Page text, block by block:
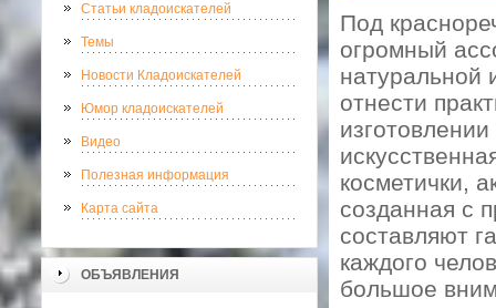
Статьи кладоискателей
Темы
Новости Кладоискателей
Юмор кладоискателей
Видео
Полезная информация
Карта сайта
ОБЪЯВЛЕНИЯ
Под
огромный
натуральной
отнести
косметички,
созданная с
составляют
каждого
большое